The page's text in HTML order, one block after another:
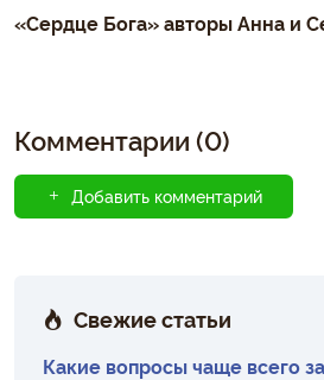
«Сердце Бога» авторы Анна и
Комментарии (0)
Добавить комментарий
Свежие статьи
Какие вопросы чаще всего